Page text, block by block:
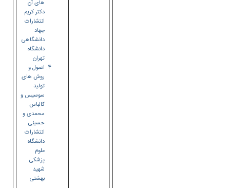
های آن
دکتر کریم
انتشارات
جهاد
دانشگاهی
دانشگاه
تهران
اصول و
روش های
تولید
سوسیس و
کالباس
محمدی و
حسینی
انتشارات
دانشگاه
علوم
پزشکی
شهید
بهشتی